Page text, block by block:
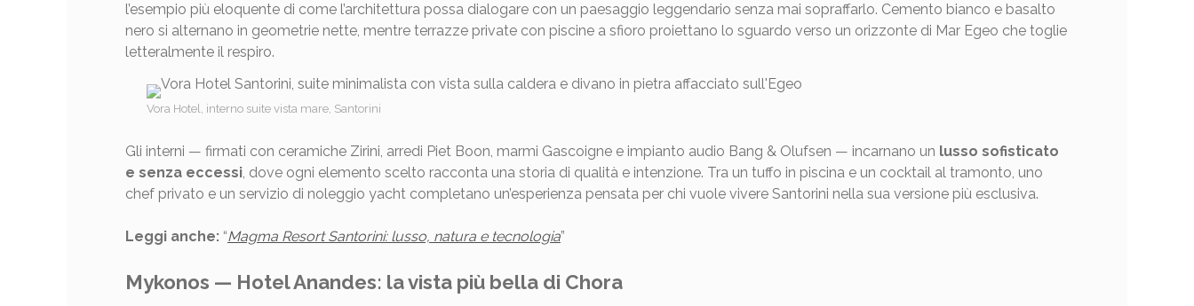
l’esempio più eloquente di come l’architettura possa dialogare con un paesaggio leggendario senza mai sopraffarlo. Cemento bianco e basalto
nero si alternano in geometrie nette, mentre terrazze private con piscine a sfioro proiettano lo sguardo verso un orizzonte di Mar Egeo che toglie
letteralmente il respiro.
Vora Hotel, interno suite vista mare, Santorini
Gli interni — firmati con ceramiche Zirini, arredi Piet Boon, marmi Gascoigne e impianto audio Bang & Olufsen — incarnano un lusso sofisticato
e senza eccessi, dove ogni elemento scelto racconta una storia di qualità e intenzione. Tra un tuffo in piscina e un cocktail al tramonto, uno
chef privato e un servizio di noleggio yacht completano un’esperienza pensata per chi vuole vivere Santorini nella sua versione più esclusiva.
Leggi anche:“Magma Resort Santorini: lusso, natura e tecnologia”
Mykonos — Hotel Anandes: la vista più bella di Chora